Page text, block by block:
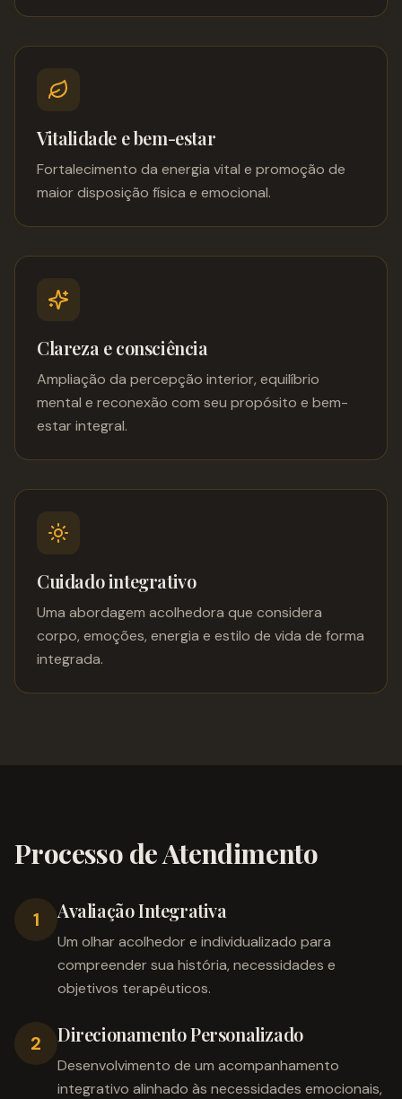
Vitalidade e bem-estar
Fortalecimento da energia vital e promoção de
maior disposição física e emocional.
Clareza e consciência
Ampliação da percepção interior, equilíbrio
mental e reconexão com seu propósito e bem-
estar integral.
Cuidado integrativo
Uma abordagem acolhedora que considera
corpo, emoções, energia e estilo de vida de forma
integrada.
Processo de Atendimento
1 Avaliação Integrativa
Um olhar acolhedor e individualizado para
compreender sua história, necessidades e
objetivos terapêuticos.
2 Direcionamento Personalizado
Desenvolvimento de um acompanhamento
integrativo alinhado às necessidades emocionais,